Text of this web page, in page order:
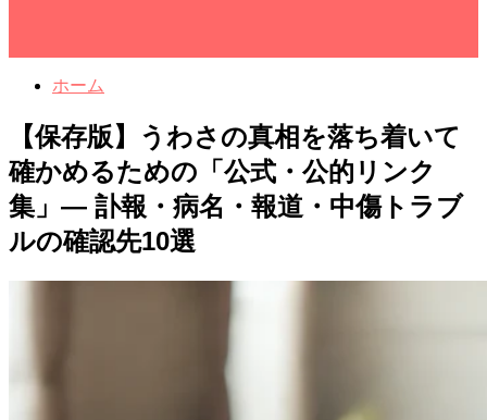
ホーム
【保存版】うわさの真相を落ち着いて
確かめるための「公式・公的リンク
集」— 訃報・病名・報道・中傷トラブ
ルの確認先10選